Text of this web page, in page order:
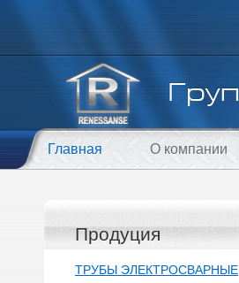
Главная О компании
Продуция
ТРУБЫ ЭЛЕКТРОСВАРНЫЕ